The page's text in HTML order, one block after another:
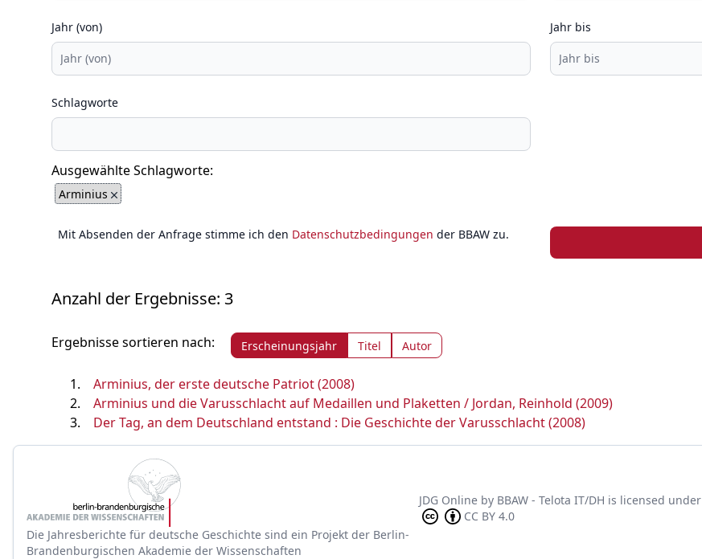
Jahr (von) Jahr bis
Schlagworte
Ausgewählte Schlagworte:
Arminius
Mit Absenden der Anfrage stimme ich den Datenschutzbedingungen der BBAW zu.
Anzahl der Ergebnisse: 3
Ergebnisse sortieren nach: Erscheinungsjahr Titel Autor
Arminius, der erste deutsche Patriot (2008)
Arminius und die Varusschlacht auf Medaillen und Plaketten / Jordan, Reinhold (2009)
Der Tag, an dem Deutschland entstand : Die Geschichte der Varusschlacht (2008)
Die Jahresberichte für deutsche Geschichte sind ein Projekt der Berlin-
Brandenburgischen Akademie der Wissenschaften
JDG Onlineby BBAW - Telota IT/DH is licensed under
CC BY 4.0